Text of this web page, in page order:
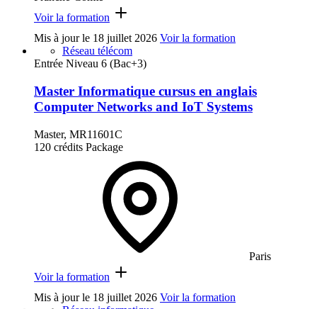
Voir la formation
Mis à jour le 18 juillet 2026 Voir la formation
Réseau télécom
Entrée Niveau 6 (Bac+3)
Master Informatique cursus en anglais
Computer Networks and IoT Systems
Master, MR11601C
120 crédits Package
Paris
Voir la formation
Mis à jour le 18 juillet 2026 Voir la formation